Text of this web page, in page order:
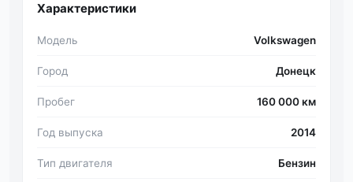
Характеристики
Модель Volkswagen
Город Донецк
Пробег 160 000 км
Год выпуска 2014
Тип двигателя Бензин